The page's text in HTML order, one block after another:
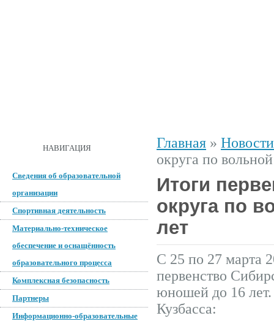
НАВИГАЦИЯ
Сведения об образовательной
организации
Спортивная деятельность
Материально-техническое
обеспечение и оснащённость
образовательного процесса
Комплексная безопасность
Партнеры
Информационно-образовательные
Главная » Новости
округа по
Итоги
округа по
лет
С 25 по 27 марта
первенство
юношей до 16
Кузбасса: